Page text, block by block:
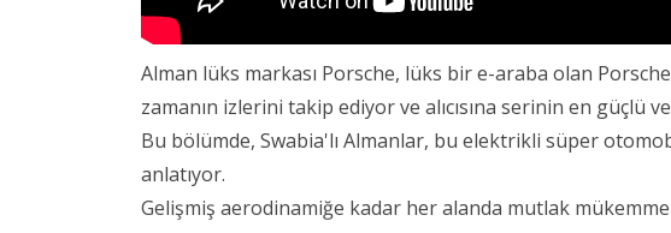
Alman lüks markası Porsche, lüks bir e-araba olan
zamanın izlerini takip ediyor ve alıcısına serinin en güçlü
Bu bölümde, Swabia'lı Almanlar, bu elektrikli süper
anlatıyor.
Gelişmiş aerodinamiğe kadar her alanda mutlak